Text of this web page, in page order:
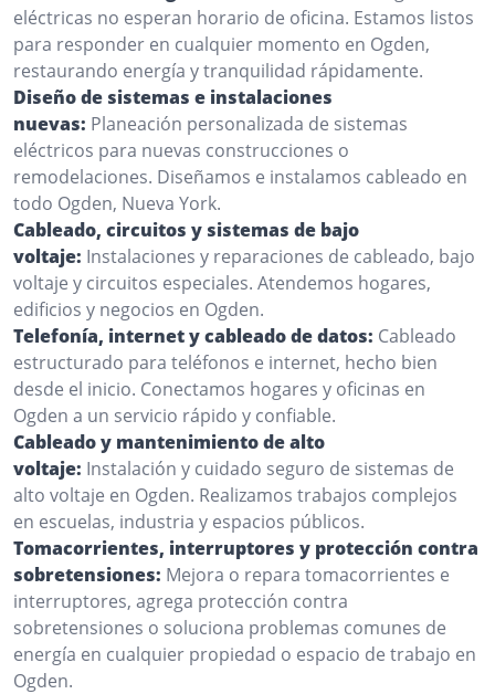
eléctricas no esperan horario de oficina. Estamos listos
para responder en cualquier momento en Ogden,
restaurando energía y tranquilidad rápidamente.
Diseño de sistemas e instalaciones
nuevas: Planeación personalizada de sistemas
eléctricos para nuevas construcciones o
remodelaciones. Diseñamos e instalamos cableado en
todo Ogden, Nueva York.
Cableado, circuitos y sistemas de bajo
voltaje: Instalaciones y reparaciones de cableado, bajo
voltaje y circuitos especiales. Atendemos hogares,
edificios y negocios en Ogden.
Telefonía, internet y cableado de datos: Cableado
estructurado para teléfonos e internet, hecho bien
desde el inicio. Conectamos hogares y oficinas en
Ogden a un servicio rápido y confiable.
Cableado y mantenimiento de alto
voltaje: Instalación y cuidado seguro de sistemas de
alto voltaje en Ogden. Realizamos trabajos complejos
en escuelas, industria y espacios públicos.
Tomacorrientes, interruptores y protección contra
sobretensiones: Mejora o repara tomacorrientes e
interruptores, agrega protección contra
sobretensiones o soluciona problemas comunes de
energía en cualquier propiedad o espacio de trabajo en
Ogden.